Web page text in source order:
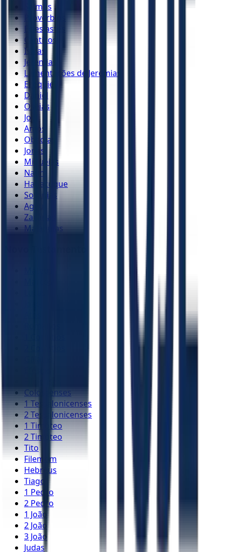
Salmos
Provérbios
Eclesiastes
Cânticos
Isaías
Jeremias
Lamentações de Jeremias
Ezequiel
Daniel
Oséias
Joel
Amós
Obadias
Jonas
Miquéias
Naum
Habacuque
Sofonias
Ageu
Zacarias
Malaquias
Colossenses
1 Tessalonicenses
2 Tessalonicenses
1 Timóteo
2 Timóteo
Tito
Filemom
Hebreus
Tiago
1 Pedro
2 Pedro
1 João
2 João
3 João
Judas